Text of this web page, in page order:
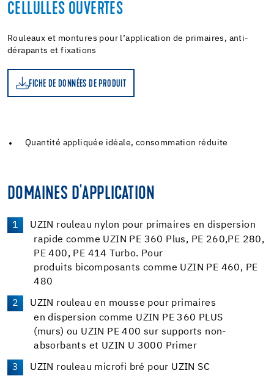
CELLULLES OUVERTES
Rouleaux et montures pour l’application de primaires, anti-
dérapants et fixations
FICHE DE DONNÉES DE PRODUIT
Quantité appliquée idéale, consommation réduite
DOMAINES D'APPLICATION
UZIN rouleau nylon pour primaires en dispersion
rapide comme UZIN PE 360 Plus, PE 260,PE 280,
PE 400, PE 414 Turbo. Pour
produits bicomposants comme UZIN PE 460, PE
480
UZIN rouleau en mousse pour primaires
en dispersion comme UZIN PE 360 PLUS
(murs) ou UZIN PE 400 sur supports non-
absorbants et UZIN U 3000 Primer
UZIN rouleau microfi bré pour UZIN SC